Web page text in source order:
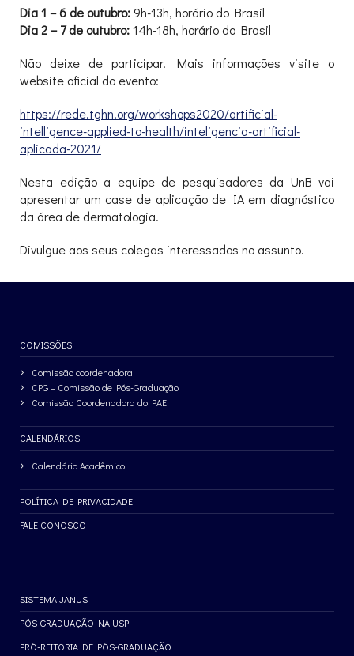
Dia 1 – 6 de outubro:9h-13h, horário do Brasil
Dia 2 – 7 de outubro:14h-18h, horário do Brasil
Não deixe de participar. Mais informações visite o
website oficial do evento:
https://rede.tghn.org/workshops2020/artificial-
intelligence-applied-to-health/inteligencia-artificial-
aplicada-2021/
Nesta edição a equipe de pesquisadores da UnB vai
apresentar um case de aplicação de IA em diagnóstico
da área de dermatologia.
Divulgue aos seus colegas interessados no assunto.
COMISSÕES
Comissão coordenadora
CPG – Comissão de Pós-Graduação
Comissão Coordenadora do PAE
CALENDÁRIOS
Calendário Acadêmico
POLÍTICA DE PRIVACIDADE
FALE CONOSCO
SISTEMA JANUS
PÓS-GRADUAÇÃO NA USP
PRÓ-REITORIA DE PÓS-GRADUAÇÃO